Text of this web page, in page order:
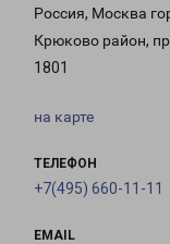
Россия, Москва
Крюково район,
1801
на карте
ТЕЛЕФОН
+7(495) 660-11-11
EMAIL